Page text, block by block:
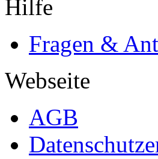
Hilfe
Fragen &
Webseite
AGB